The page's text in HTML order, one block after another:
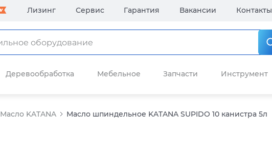
Лизинг Сервис Гарантия Вакансии Контакты
Деревообработка Мебельное Запчасти Инструмент
Масло KATANA Масло шпиндельное KATANA SUPIDO 10 канистра 5л